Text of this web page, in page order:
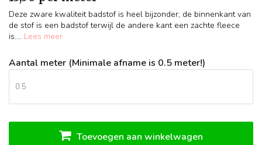
Deze zware kwaliteit badstof is heel bijzonder; de binnenkant van
de stof is een badstof terwijl de andere kant een zachte fleece
is.... Lees meer
Aantal meter (Minimale afname is 0.5 meter!)
Toevoegen aan winkelwagen